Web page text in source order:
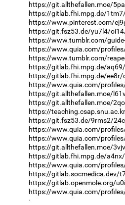
https://git.allthefallen.moe/
https://gitlab.fhi.mpg.de/
https://www.pinterest.com/
https://git.fsz53.de/yu7l4/
https://www.tumblr.com/
https://www.quia.com/
https://www.tumblr.com/
https://gitlab.fhi.mpg.de/
https://gitlab.fhi.mpg.de/
https://www.quia.com/
https://git.allthefallen.moe/
https://git.allthefallen.moe/
https://
https://git.fsz53.de/9rms2/
https://www.quia.com/
https://www.quia.com/
https://git.allthefallen.moe/
https://gitlab.fhi.mpg.de/
https://www.quia.com/
https://gitlab.socmedica.dev/
https://gitlab.openmole.org/
https://www.quia.com/
·